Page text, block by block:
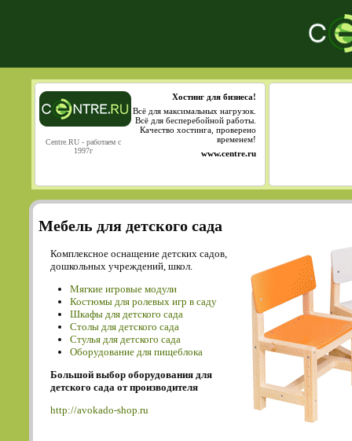
Centre.RU - работаем с
1997г
Хостинг для бизнеса!
Всё для максимальных нагрузок.
Всё для бесперебойной работы.
Качество хостинга, проверено
временем!
www.centre.ru
Мебель для детского сада
Комплексное оснащение детских садов,
дошкольных учреждений, школ.
Мягкие игровые модули
Костюмы для ролевых игр в саду
Шкафы для детского сада
Столы для детского сада
Cтулья для детского сада
Оборудование для пищеблока
Большой выбор оборудования для
детского сада от производителя
http://avokado-shop.ru